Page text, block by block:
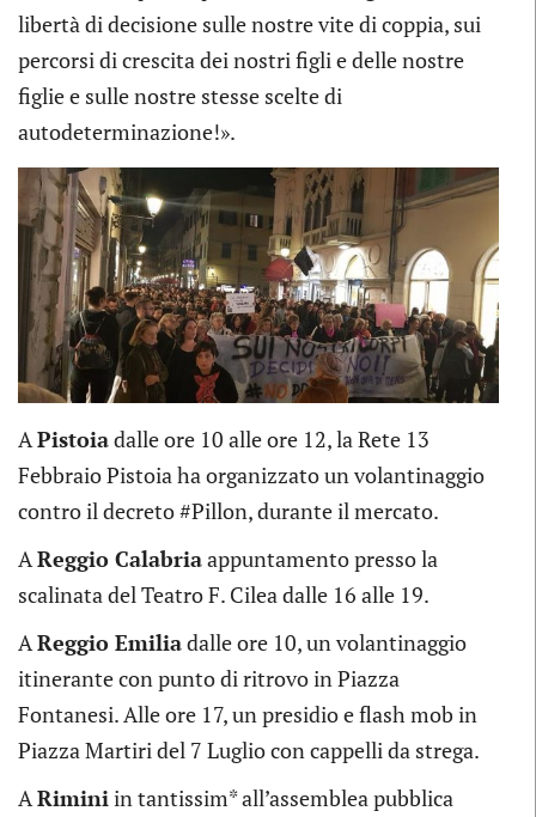
libertà di decisione sulle nostre vite di coppia, sui
percorsi di crescita dei nostri figli e delle nostre
figlie e sulle nostre stesse scelte di
autodeterminazione!».
A Pistoiadalle ore 10 alle ore 12, la Rete 13
Febbraio Pistoia ha organizzato un volantinaggio
contro il decreto #Pillon, durante il mercato.
A Reggio Calabriaappuntamento presso la
scalinata del Teatro F. Cilea dalle 16 alle 19.
A Reggio Emiliadalle ore 10, un volantinaggio
itinerante con punto di ritrovo in Piazza
Fontanesi. Alle ore 17, un presidio e flash mob in
Piazza Martiri del 7 Luglio con cappelli da strega.
A Rimini in tantissim* all’assemblea pubblica